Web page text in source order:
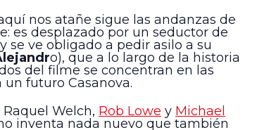
nos atañe sigue las andanzas de
es desplazado por un seductor de
se ve obligado a pedir asilo a su
o), que a lo largo de la historia
del filme se concentran en las
futuro Casanova.
Raquel Welch, Rob Lowe y Michael
inventa nada nuevo que también